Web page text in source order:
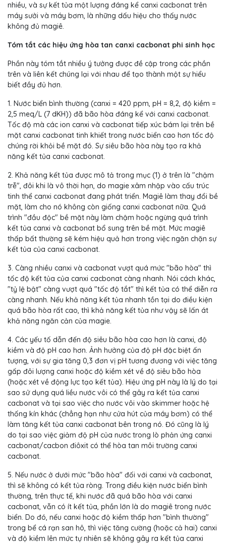
nhiều, và sự kết tủa một lượng đáng kể canxi cacbonat trên
máy sưởi và máy bơm, là những dấu hiệu cho thấy nước
không đủ magiê.
Tóm tắt các hiệu ứng hòa tan canxi cacbonat phi sinh học
Phần này tóm tắt nhiều ý tưởng được đề cập trong các phần
trên và liên kết chúng lại với nhau để tạo thành một sự hiểu
biết đầy đủ hơn.
1. Nước biển bình thường (canxi = 420 ppm, pH = 8,2, độ kiềm =
2,5 meq/L (7 dKH)) đã bão hòa đáng kể với canxi cacbonat.
Tốc độ mà các ion canxi và cacbonat tiếp xúc bám lại trên bề
mặt canxi cacbonat tinh khiết trong nước biển cao hơn tốc độ
chúng rời khỏi bề mặt đó. Sự siêu bão hòa này tạo ra khả
năng kết tủa canxi cacbonat.
2. Khả năng kết tủa được mô tả trong mục (1) ở trên là "chậm
trễ", đôi khi là vô thời hạn, do magie xâm nhập vào cấu trúc
tinh thể canxi cacbonat đang phát triển. Magiê làm thay đổi bề
mặt, làm cho nó không còn giống canxi cacbonat nữa. Quá
trình "đầu độc" bề mặt này làm chậm hoặc ngừng quá trình
kết tủa canxi và cacbonat bổ sung trên bề mặt. Mức magiê
thấp bất thường sẽ kém hiệu quả hơn trong việc ngăn chặn sự
kết tủa của canxi cacbonat.
3. Càng nhiều canxi và cacbonat vượt quá mức "bão hòa" thì
tốc độ kết tủa của canxi cacbonat càng nhanh. Nói cách khác,
"tỷ lệ bật" càng vượt quá "tốc độ tắt" thì kết tủa có thể diễn ra
càng nhanh. Nếu khả năng kết tủa nhanh tồn tại do điều kiện
quá bão hòa rất cao, thì khả năng kết tủa như vậy sẽ lấn át
khả năng ngăn cản của magie.
4. Các yếu tố dẫn đến độ siêu bão hòa cao hơn là canxi, độ
kiềm và độ pH cao hơn. Ảnh hưởng của độ pH đặc biệt ấn
tượng, với sự gia tăng 0,3 đơn vị pH tương đương với việc tăng
gấp đôi lượng canxi hoặc độ kiềm xét về độ siêu bão hòa
(hoặc xét về động lực tạo kết tủa). Hiệu ứng pH này là lý do tại
sao sử dụng quá liều nước vôi có thể gây ra kết tủa canxi
cacbonat và tại sao việc cho nước vôi vào skimmer hoặc hệ
thống kín khác (chẳng hạn như cửa hút của máy bơm) có thể
làm tăng kết tủa canxi cacbonat bên trong nó. Đó cũng là lý
do tại sao việc giảm độ pH của nước trong lò phản ứng canxi
cacbonat/cacbon điôxit có thể hòa tan môi trường canxi
cacbonat.
5. Nếu nước ở dưới mức "bão hòa" đối với canxi và cacbonat,
thì sẽ không có kết tủa ròng. Trong điều kiện nước biển bình
thường, trên thực tế, khi nước đã quá bão hòa với canxi
cacbonat, vẫn có ít kết tủa, phần lớn là do magiê trong nước
biển. Do đó, nếu canxi hoặc độ kiềm thấp hơn "bình thường"
trong bể cá rạn san hô, thì việc tăng cường (hoặc cả hai) canxi
và độ kiềm lên mức tự nhiên sẽ không gây ra kết tủa canxi